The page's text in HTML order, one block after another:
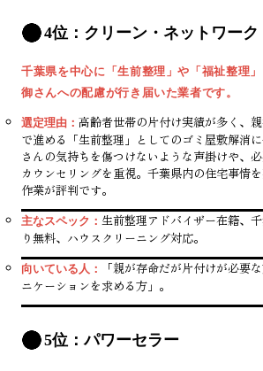
4位：クリーン・ネットワーク
千葉県を中心に「生前整理」や「福祉整理
御さんへの配慮が行き届いた業者です。
選定理由： 高齢者世帯の片付け実績が多く、
で進める「生前整理」としてのゴミ屋敷解消
さんの気持ちを傷つけないような声掛けや、
カウンセリングを重視。千葉県内の住宅事情
作業が評判です。
主なスペック： 生前整理アドバイザー在籍、
り無料、ハウスクリーニング対応。
向いている人：
「親が存命だが片付けが必要
ニケーションを求める方」。
5位：パワーセラー